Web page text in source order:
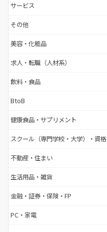
サービス
その他
美容・化粧品
求人・転職（人材系）
飲料・食品
BtoB
健康食品・サプリメント
スクール（専門学校・大学）・資格
不動産・住まい
生活用品・雑貨
金融・証券・保険・FP
PC・家電